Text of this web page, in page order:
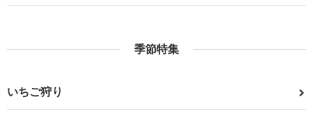
季節特集
いちご狩り